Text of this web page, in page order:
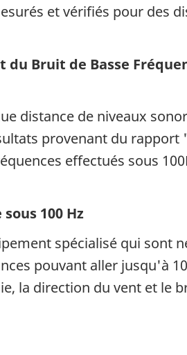
et vérifiés pour des
Bruit de Basse
distance de niveaux
provenant du rapport
effectués sous
100 Hz
spécialisé qui sont
pouvant aller jusqu'à
la direction du vent et le